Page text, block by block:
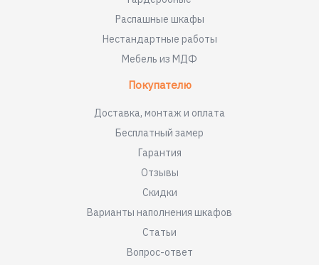
Распашные шкафы
Нестандартные работы
Мебель из МДФ
Покупателю
Доставка, монтаж и оплата
Бесплатный замер
Гарантия
Отзывы
Скидки
Варианты наполнения шкафов
Статьи
Вопрос-ответ